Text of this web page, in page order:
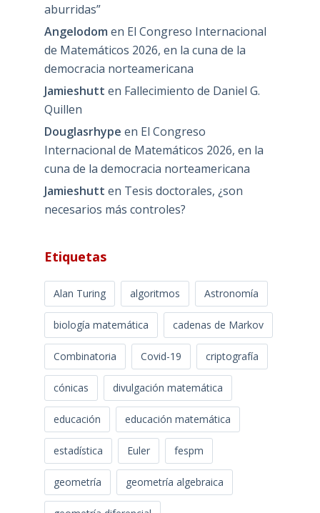
aburridas”
Angelodom en El Congreso Internacional
de Matemáticos 2026, en la cuna de la
democracia norteamericana
Jamieshutt en Fallecimiento de Daniel G.
Quillen
Douglasrhype en El Congreso
Internacional de Matemáticos 2026, en la
cuna de la democracia norteamericana
Jamieshutt en Tesis doctorales, ¿son
necesarios más controles?
Etiquetas
Alan Turing algoritmos Astronomía
biología matemática cadenas de Markov
Combinatoria Covid-19 criptografía
cónicas divulgación matemática
educación educación matemática
estadística Euler fespm
geometría geometría algebraica